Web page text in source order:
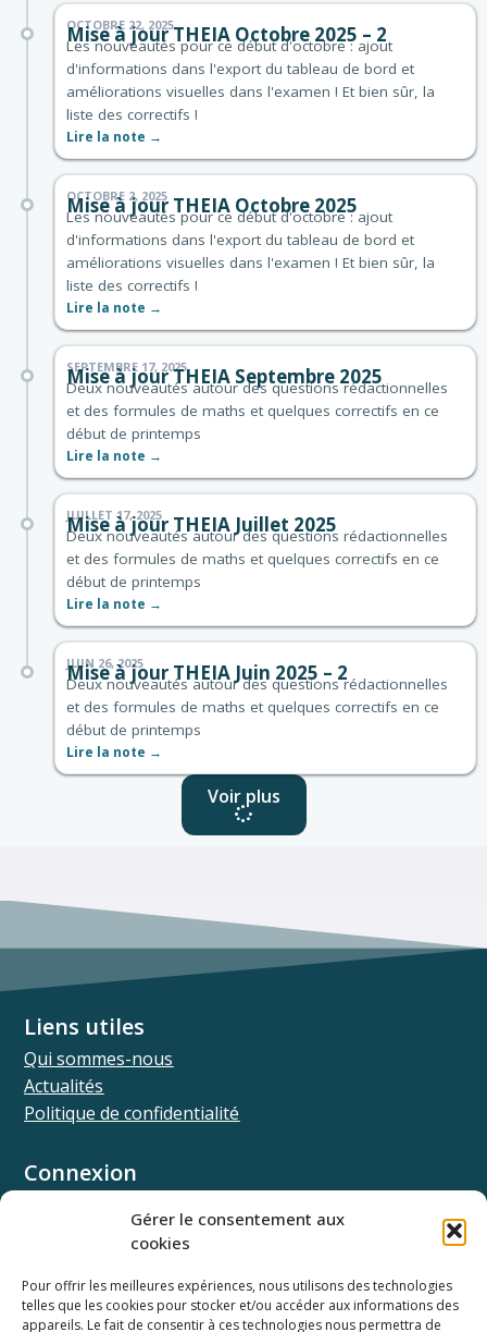
Gérer le consentement aux
cookies
Pour offrir les meilleures expériences, nous utilisons des technologies
telles que les cookies pour stocker et/ou accéder aux informations des
appareils. Le fait de consentir à ces technologies nous permettra de
OCTOBRE 22, 2025
Mise à jour THEIA Octobre 2025 – 2
Les nouveautés pour ce début d'octobre : ajout
d'informations dans l'export du tableau de bord et
améliorations visuelles dans l'examen ! Et bien sûr, la
liste des correctifs !
Lire la note →
OCTOBRE 2, 2025
Mise à jour THEIA Octobre 2025
Les nouveautés pour ce début d'octobre : ajout
d'informations dans l'export du tableau de bord et
améliorations visuelles dans l'examen ! Et bien sûr, la
liste des correctifs !
Lire la note →
SEPTEMBRE 17, 2025
Mise à jour THEIA Septembre 2025
Deux nouveautés autour des questions rédactionnelles
et des formules de maths et quelques correctifs en ce
début de printemps
Lire la note →
JUILLET 17, 2025
Mise à jour THEIA Juillet 2025
Deux nouveautés autour des questions rédactionnelles
et des formules de maths et quelques correctifs en ce
début de printemps
Lire la note →
JUIN 26, 2025
Mise à jour THEIA Juin 2025 – 2
Deux nouveautés autour des questions rédactionnelles
et des formules de maths et quelques correctifs en ce
début de printemps
Lire la note →
Voir plus
Ressources
Connexion
Univ.theia
Liens utiles
Qui sommes-nous
Actualités
Politique de confidentialité